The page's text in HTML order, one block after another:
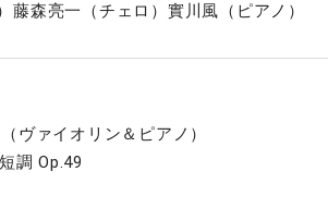
藤森亮一（チェロ）實川風（ピアノ）
ヴァイオリン＆ピアノ）
調 Op.49